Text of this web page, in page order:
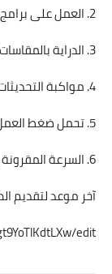
2. العمل على برامج (Ps – Ai - Id).
3. الدراية بالمقاسات العالمية للمطبوعات.
4. مواكبة التحديثات الفنية من مؤثرات وغيرها.
5. تحمل ضغط العمل.
6. السرعة المقرونة بالاحترافية.
آخر موعد لتقديم
edit